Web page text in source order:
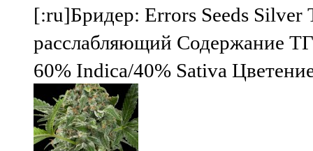
[:ru]Бридер: Errors Seeds
расслабляющий Содержание
60% Indica/40% Sativa